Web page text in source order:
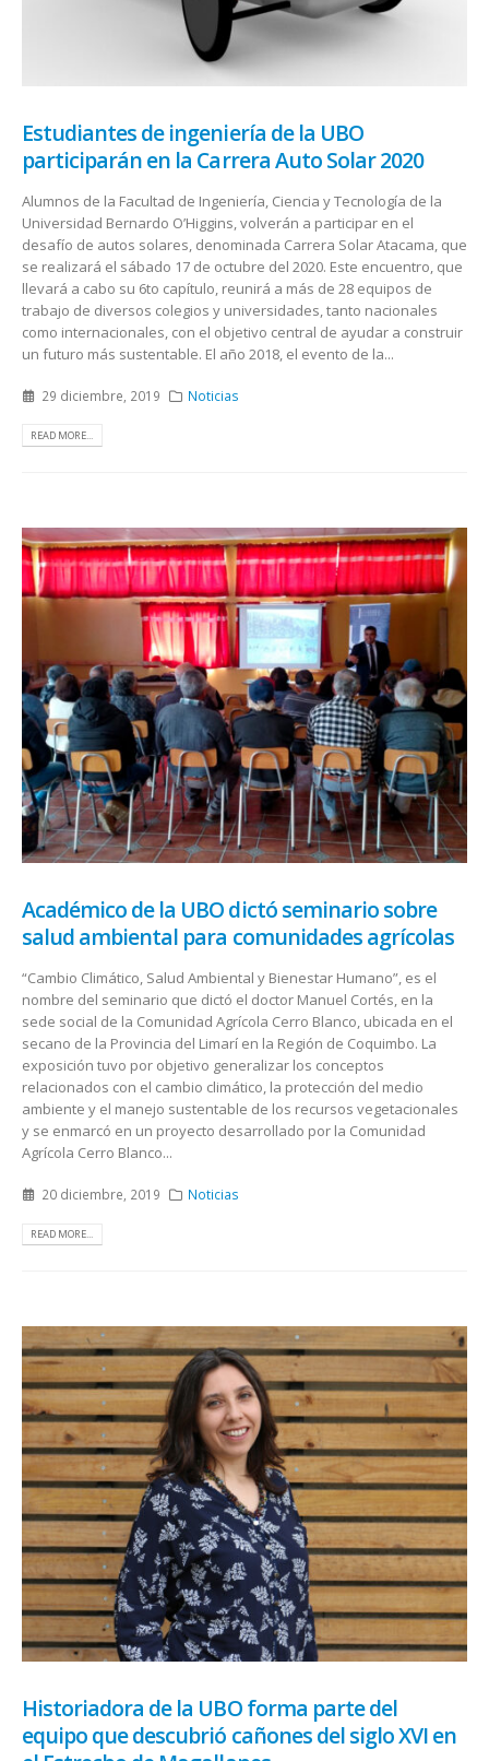
Estudiantes de ingeniería de la UBO
participarán en la Carrera Auto Solar 2020
Alumnos de la Facultad de Ingeniería, Ciencia y Tecnología de la
Universidad Bernardo O’Higgins, volverán a participar en el
desafío de autos solares, denominada Carrera Solar Atacama, que
se realizará el sábado 17 de octubre del 2020. Este encuentro, que
llevará a cabo su 6to capítulo, reunirá a más de 28 equipos de
trabajo de diversos colegios y universidades, tanto nacionales
como internacionales, con el objetivo central de ayudar a construir
un futuro más sustentable. El año 2018, el evento de la...
29 diciembre, 2019 Noticias
READ MORE...
Académico de la UBO dictó seminario sobre
salud ambiental para comunidades agrícolas
“Cambio Climático, Salud Ambiental y Bienestar Humano”, es el
nombre del seminario que dictó el doctor Manuel Cortés, en la
sede social de la Comunidad Agrícola Cerro Blanco, ubicada en el
secano de la Provincia del Limarí en la Región de Coquimbo. La
exposición tuvo por objetivo generalizar los conceptos
relacionados con el cambio climático, la protección del medio
ambiente y el manejo sustentable de los recursos vegetacionales
y se enmarcó en un proyecto desarrollado por la Comunidad
Agrícola Cerro Blanco...
20 diciembre, 2019 Noticias
READ MORE...
Historiadora de la UBO forma parte del
equipo que descubrió cañones del siglo XVI en